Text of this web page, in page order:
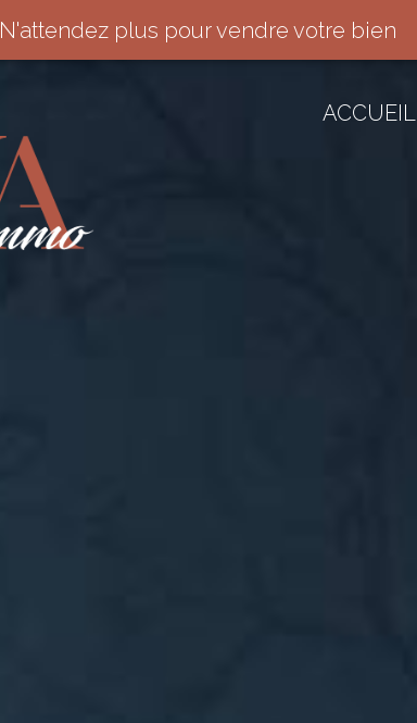
N'attendez plus pour vendre votre bien
ACCUEIL